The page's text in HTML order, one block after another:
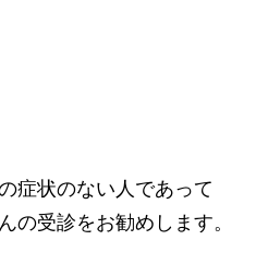
症状のない人であって
の受診をお勧めします。